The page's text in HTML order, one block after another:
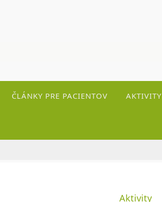
ČLÁNKY PRE PACIENTOV AKTIVITY
Aktivity